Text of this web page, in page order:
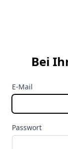
Bei
E-Mail
Passwort